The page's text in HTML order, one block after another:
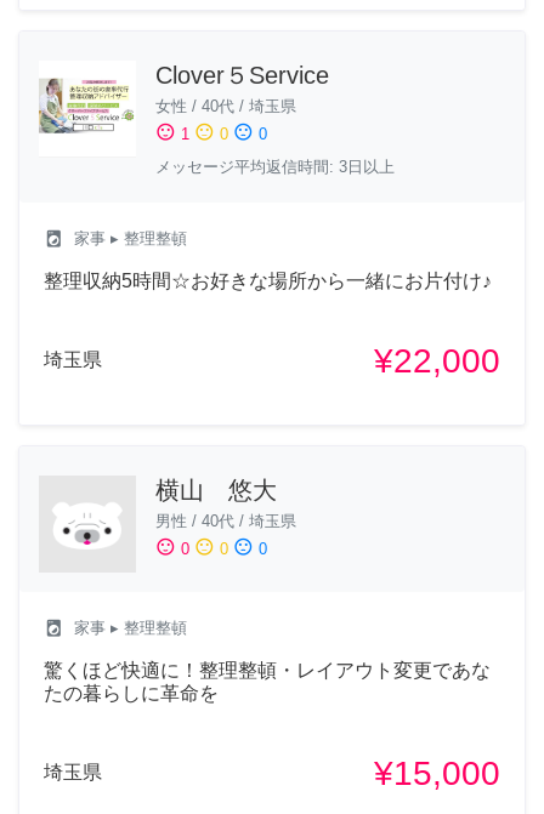
Clover５Service
女性 / 40代 / 埼玉県
sentiment_satisfied 1 sentiment_neutral 0 sentiment_dissatisfied 0
メッセージ平均返信時間: 3日以上
local_laundry_service 家事 ▸ 整理整頓
整理収納5時間☆お好きな場所から一緒にお片付け♪
埼玉県 ¥22,000
横山 悠大
男性 / 40代 / 埼玉県
sentiment_satisfied 0 sentiment_neutral 0 sentiment_dissatisfied 0
local_laundry_service 家事 ▸ 整理整頓
驚くほど快適に！整理整頓・レイアウト変更であな
たの暮らしに革命を
埼玉県 ¥15,000